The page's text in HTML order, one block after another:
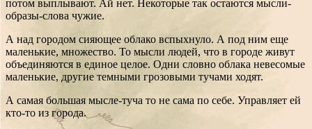
потом выплывают. Ай нет. Некоторые так остаются мысли-
образы-слова чужие.
А над городом сияющее облако вспыхнуло. А под ним еще
маленькие, множество. То мысли людей, что в городе живут
объединяются в единое целое. Одни словно облака невесомые
маленькие, другие темными грозовыми тучами ходят.
А самая большая мысле-туча то не сама по себе. Управляет ей
кто-то из города.